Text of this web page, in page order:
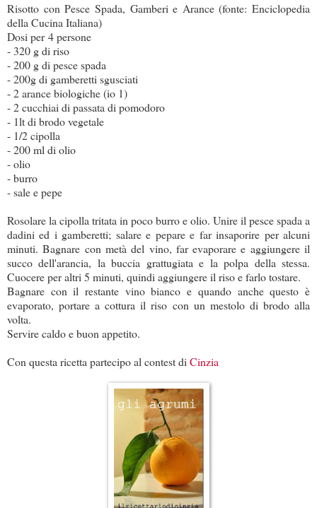
Risotto con Pesce Spada, Gamberi e Arance (fonte: Enciclopedia
della Cucina Italiana)
Dosi per 4 persone
- 320 g di riso
- 200 g di pesce spada
- 200g di gamberetti sgusciati
- 2 arance biologiche (io 1)
- 2 cucchiai di passata di pomodoro
- 1lt di brodo vegetale
- 1/2 cipolla
- 200 ml di olio
- olio
- burro
- sale e pepe
Rosolare la cipolla tritata in poco burro e olio. Unire il pesce spada a
dadini ed i gamberetti; salare e pepare e far insaporire per alcuni
minuti. Bagnare con metà del vino, far evaporare e aggiungere il
succo dell'arancia, la buccia grattugiata e la polpa della stessa.
Cuocere per altri 5 minuti, quindi aggiungere il riso e farlo tostare.
Bagnare con il restante vino bianco e quando anche questo è
evaporato, portare a cottura il riso con un mestolo di brodo alla
volta.
Servire caldo e buon appetito.
Con questa ricetta partecipo al contest di Cinzia